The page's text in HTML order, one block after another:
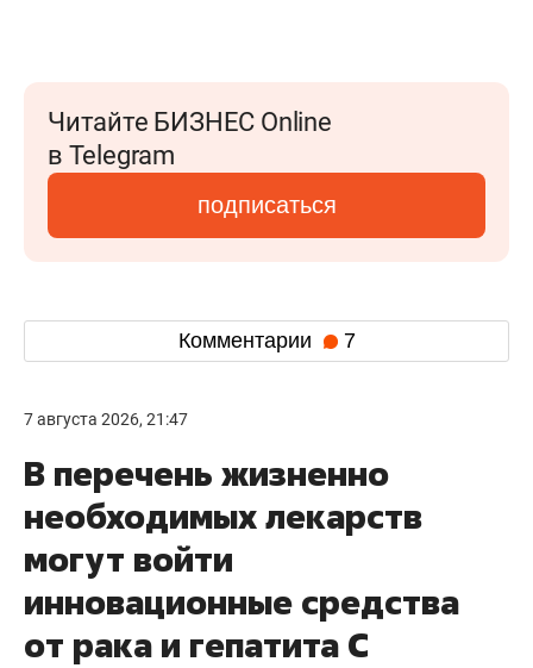
Читайте БИЗНЕС Online
в Telegram
подписаться
Комментарии 7
7 августа 2026, 21:47
В перечень жизненно
необходимых лекарств
могут войти
инновационные средства
от рака и гепатита С